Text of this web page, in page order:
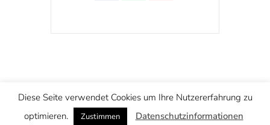
Schwarzstraße 25, 5020 Salzburg
office@christuskirche.at
+43 662 874445
Diese Seite verwendet Cookies um Ihre Nutzererfahrung zu
optimieren.
Zustimmen Datenschutzinformationen